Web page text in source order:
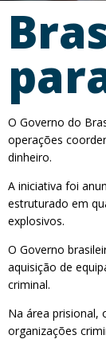
O Governo do
operações
dinheiro.
A iniciativa foi
estruturado em
explosivos.
O Governo
aquisição de
criminal.
Na área prisional,
organizações